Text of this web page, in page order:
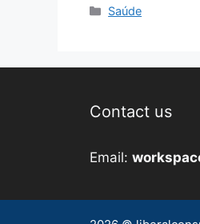
Categories
Saúde
Contact us
Email: